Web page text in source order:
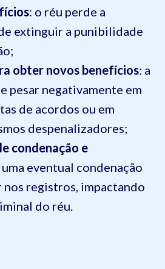
: o réu perde a
extinguir a punibilidade
obter novos benefícios: a
pesar negativamente em
de acordos ou em
despenalizadores;
condenação e
uma eventual condenação
nos registros, impactando
do réu.